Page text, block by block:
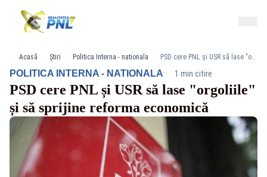
Acasă Știri Politica Interna - nationala PSD cere PNL și USR să lase "orgoliile" și să sprijine reforma economică
POLITICA INTERNA - NATIONALA· 1 min citire
PSD cere PNL și USR să lase "orgoliile"
și să sprijine reforma economică